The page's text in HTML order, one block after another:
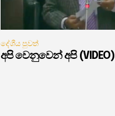
දේශීය පුවත්
අපි වෙනුවෙන් අපි (VIDEO)